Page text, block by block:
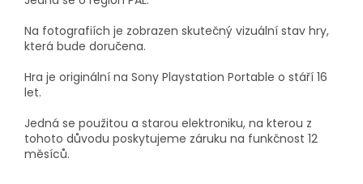
Na fotografiích je zobrazen skutečný vizuální stav hry,
která bude doručena.
Hra je originální na Sony Playstation Portable o stáří 16
let.
Jedná se použitou a starou elektroniku, na kterou z
tohoto důvodu poskytujeme záruku na funkčnost 12
měsíců.